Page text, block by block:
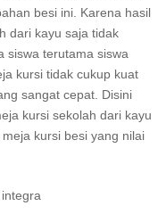
besi ini. Karena hasil
dari kayu saja tidak
siswa terutama siswa
kursi tidak cukup kuat
sangat cepat. Disini
kursi sekolah dari kayu
kursi besi yang nilai